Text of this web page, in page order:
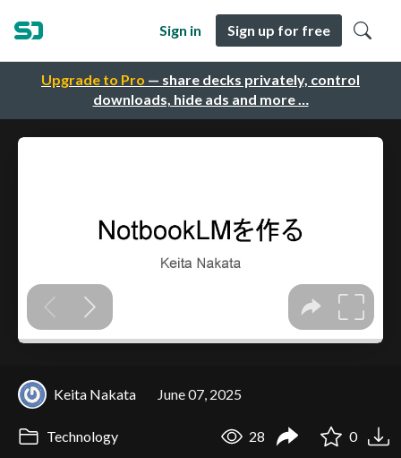
Upgrade to Pro — share decks privately, control
downloads, hide ads and more …
Sign in Sign up for free
Keita Nakata June 07, 2025
Technology 28 0